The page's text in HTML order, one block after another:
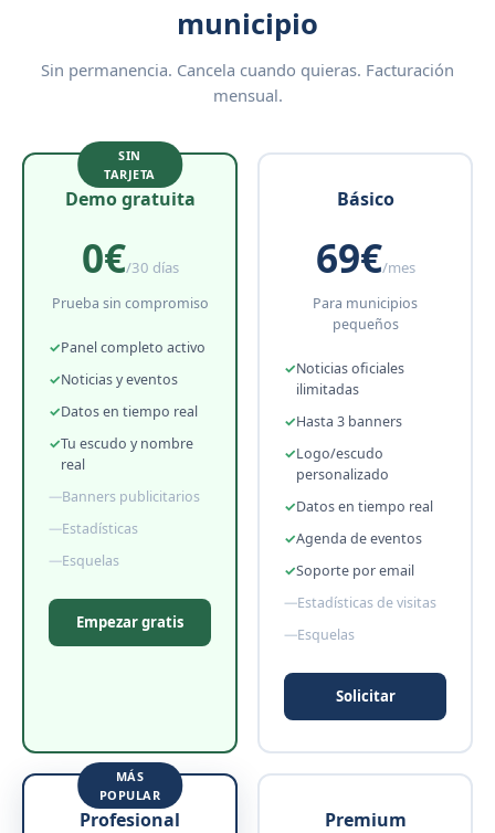
municipio
Sin permanencia. Cancela cuando quieras. Facturación
mensual.
Demo gratuita
0€/30 días
Prueba sin compromiso
Panel completo activo
Noticias y eventos
Datos en tiempo real
Tu escudo y nombre
real
Banners publicitarios
Estadísticas
Esquelas
Empezar gratis
Básico
69€/mes
Para municipios
pequeños
Noticias oficiales
ilimitadas
Hasta 3 banners
Logo/escudo
personalizado
Datos en tiempo real
Agenda de eventos
Soporte por email
Estadísticas de visitas
Esquelas
Solicitar
Profesional Premium